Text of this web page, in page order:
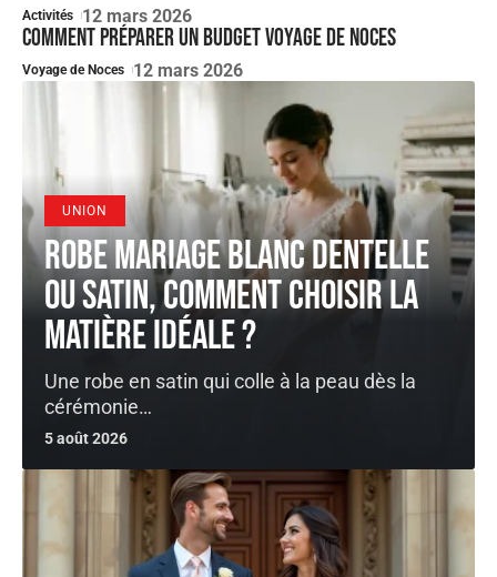
Activités 12 mars 2026
Comment préparer un budget voyage de noces
Voyage de Noces 12 mars 2026
UNION
Robe Mariage blanc dentelle
ou satin, comment choisir la
matière idéale ?
Une robe en satin qui colle à la peau dès la
cérémonie…
5 août 2026